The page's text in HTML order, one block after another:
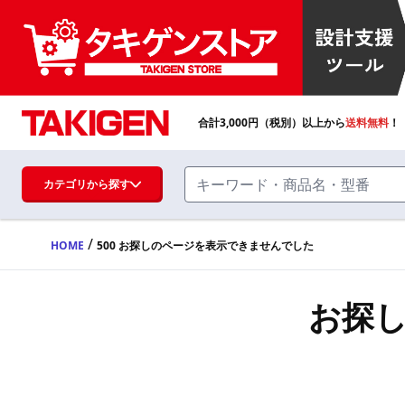
ハンドル・取手・つまみ・周辺機器
FA・A
合計3,000円（税別）以上から送料無料
カテゴリから探す
HOME / 500 お探しのページを表示できませんでした
お探